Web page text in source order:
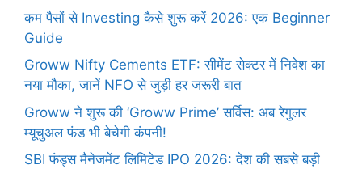
कम पैसों से Investing कैसे शुरू करें 2026: एक Beginner
Guide
Groww Nifty Cements ETF: सीमेंट सेक्टर में निवेश का
नया मौका, जानें NFO से जुड़ी हर जरूरी बात
Groww ने शुरू की ‘Groww Prime’ सर्विस: अब रेगुलर
म्यूचुअल फंड भी बेचेगी कंपनी!
SBI फंड्स मैनेजमेंट लिमिटेड IPO 2026: देश की सबसे बड़ी